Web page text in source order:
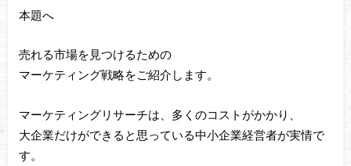
本題へ
売れる市場を見つけるための
マーケティング戦略をご紹介します。
マーケティングリサーチは、多くのコストがかかり、
大企業だけができると思っている中小企業経営者が実情で
す。